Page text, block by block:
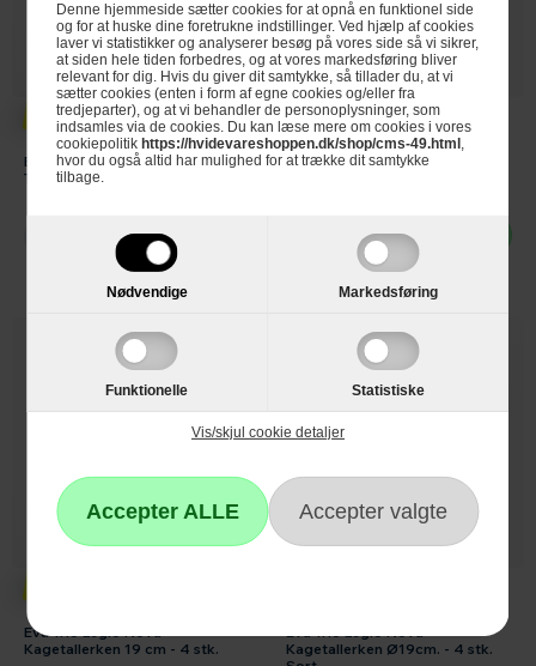
Denne hjemmeside sætter cookies for at opnå en funktionel side
og for at huske dine foretrukne indstillinger. Ved hjælp af cookies
laver vi statistikker og analyserer besøg på vores side så vi sikrer,
at siden hele tiden forbedres, og at vores markedsføring bliver
relevant for dig. Hvis du giver dit samtykke, så tillader du, at vi
sætter cookies (enten i form af egne cookies og/eller fra
tredjeparter), og at vi behandler de personoplysninger, som
indsamles via de cookies. Du kan læse mere om cookies i vores
cookiepolitik https://hvidevareshoppen.dk/shop/cms-49.html ,
hvor du også altid har mulighed for at trække dit samtykke
tilbage.
Nødvendige Markedsføring
Funktionelle Statistiske
Vis/skjul cookie detaljer
325,- Før 649,-
Eva Trio Legio Nova Dyb
Tallerken Ø25cm. Sort - 4 stk.
Ikke på lager
399,-
Eva Trio Legio Nova
Læg i kurv
Eva Trio Legio Nova
Kagetallerken 19 cm - 4 stk.
Kagetallerken Ø19cm. - 4 stk.